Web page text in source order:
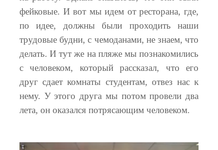
фейковые. И вот мы идем от ресторана, где,
по идее, должны были проходить наши
трудовые будни, с чемоданами, не знаем, что
делать. И тут же на пляже мы познакомились
с человеком, который рассказал, что его
друг сдает комнаты студентам, отвез нас к
нему. У этого друга мы потом провели два
лета, он оказался потрясающим человеком.